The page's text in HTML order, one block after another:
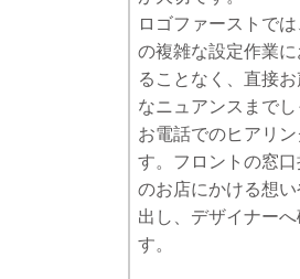
ロゴファーストで
の複雑な設定作業
ることなく、直接
なニュアンスまで
お電話でのヒアリ
す。フロントの窓
のお店にかける想
出し、デザイナー
す。